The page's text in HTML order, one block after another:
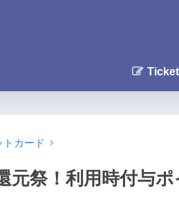
Ticket
トカード
元祭！利用時付与